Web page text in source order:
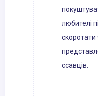
любителі
скоротати
ссавців.